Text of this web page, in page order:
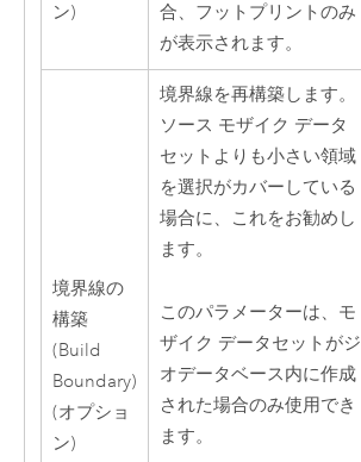
ン)
合、フットプリントのみ
が表示されます。
境界線の
構築
(Build
Boundary)
(オプショ
ン)
境界線を再構築します。
ソース モザイク データ
セットよりも小さい領域
を選択がカバーしている
場合に、これをお勧めし
ます。
このパラメーターは、モ
ザイク データセットがジ
オデータベース内に作成
された場合のみ使用でき
ます。